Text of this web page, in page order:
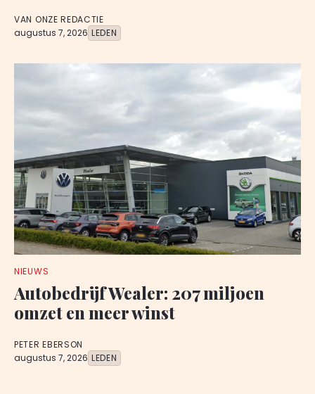
VAN ONZE REDACTIE
augustus 7, 2026 LEDEN
NIEUWS
Autobedrijf Wealer: 207 miljoen
omzet en meer winst
PETER EBERSON
augustus 7, 2026 LEDEN